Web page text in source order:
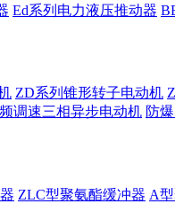
Ed系列电力液压推动器
ZD系列锥形转子电动机
调速三相异步电动机 防
ZLC型聚氨酯缓冲器 A